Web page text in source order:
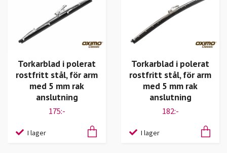
Torkarblad i polerat
rostfritt stål, för arm
med 5 mm rak
anslutning
175:-
I lager
Torkarblad i polerat
rostfritt stål, för arm
med 5 mm rak
anslutning
182:-
I lager